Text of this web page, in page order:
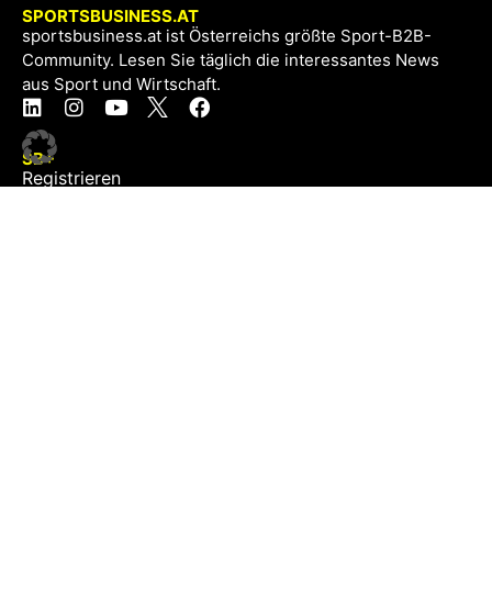
SPORTSBUSINESS.AT
sportsbusiness.at ist Österreichs größte Sport-B2B-
Community. Lesen Sie täglich die interessantes News
aus Sport und Wirtschaft.
SB+
Registrieren